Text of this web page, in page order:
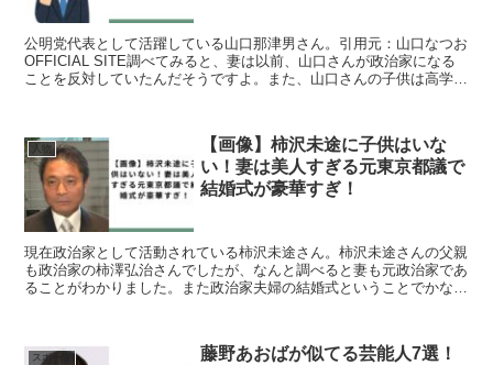
公明党代表として活躍している山口那津男さん。引用元：山口なつお
OFFICIAL SITE調べてみると、妻は以前、山口さんが政治家になる
ことを反対していたんだそうですよ。また、山口さんの子供は高学歴
人物
【画像】柿沢未途に子供はいな
い！妻は美人すぎる元東京都議で
結婚式が豪華すぎ！
現在政治家として活動されている柿沢未途さん。柿沢未途さんの父親
も政治家の柿澤弘治さんでしたが、なんと調べると妻も元政治家であ
ることがわかりました。また政治家夫婦の結婚式ということでかなり
スポーツ
藤野あおばが似てる芸能人7選！